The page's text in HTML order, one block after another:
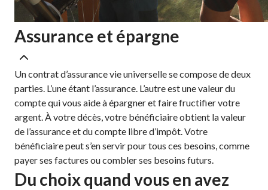
Assurance et épargne
Un contrat d’assurance vie universelle se compose de deux
parties. L’une étant l’assurance. L’autre est une valeur du
compte qui vous aide à épargner et faire fructifier votre
argent. À votre décès, votre bénéficiaire obtient la valeur
de l’assurance et du compte libre d’impôt. Votre
bénéficiaire peut s’en servir pour tous ces besoins, comme
payer ses factures ou combler ses besoins futurs.
Du choix quand vous en avez